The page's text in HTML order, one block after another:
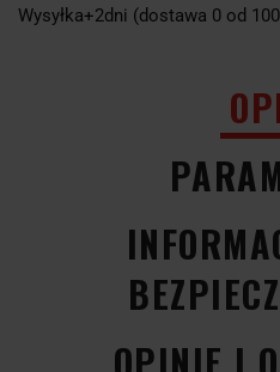
Wysyłka+2dni (dostawa 0 od
OPINIE I